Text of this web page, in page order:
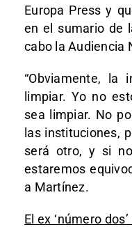
Europa Press y
en el sumario de
cabo la Audiencia
“Obviamente, la
limpiar. Yo no
sea limpiar. No
las instituciones,
será otro, y si
estaremos
a Martínez.
El ex ‘número